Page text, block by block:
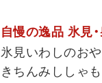
自慢の逸品 氷見
氷見いわしのお
きちんみししゃ